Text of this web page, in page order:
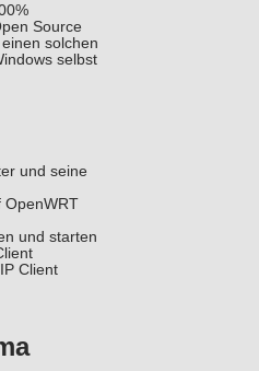
Source
solchen
selbst
und seine
OpenWRT
und starten
Client